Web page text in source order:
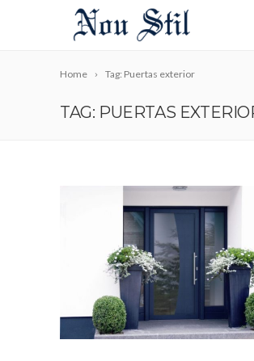
Home Tag: Puertas exterior
TAG: PUERTAS